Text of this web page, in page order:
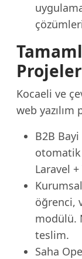
Kocaeli ve
web yazılım
B2B
Laravel
öğrenci,
modülü.
teslim.
Saha